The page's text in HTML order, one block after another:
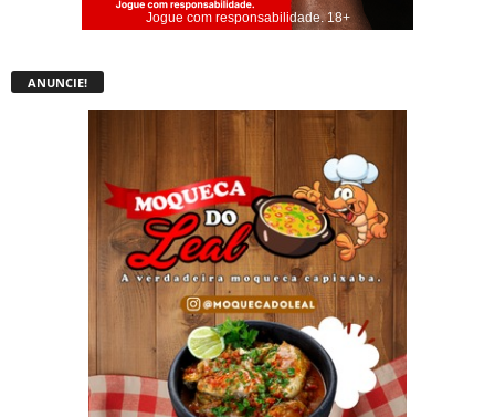
Jogue com responsabilidade. 18+
ANUNCIE!